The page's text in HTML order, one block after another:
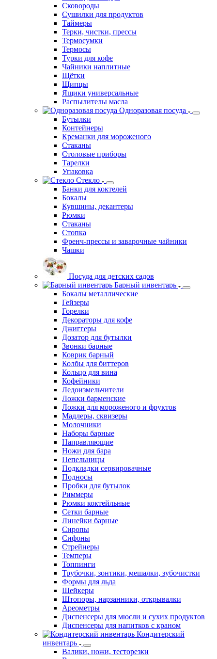
Противни, хлебные формы
Сетки для пиццы
Сковороды
Сушилки для продуктов
Таймеры
Терки, чистки, прессы
Термосумки
Термосы
Турки для кофе
Чайники наплитные
Щётки
Щипцы
Ящики универсальные
Распылителы масла
Бутылки
Контейнеры
Креманки для мороженого
Стаканы
Столовые приборы
Тарелки
Упаковка
Стекло
Банки для коктелей
Бокалы
Кувшины, декантеры
Рюмки
Стаканы
Стопка
Френч-прессы и заварочные чайники
Чашки
Посуда для детских садов
Бокалы металлические
Гейзеры
Горелки
Декораторы для кофе
Джиггеры
Дозатор для бутылки
Звонки барные
Коврик барный
Колбы для биттеров
Кольцо для вина
Кофейники
Ледоизмельчители
Ложки барменские
Ложки для мороженого и фруктов
Мадлеры, сквизеры
Молочники
Наборы барные
Направляющие
Ножи для бара
Пепельницы
Подкладки сервировачные
Подносы
Пробки для бутылок
Риммеры
Рюмки коктейльные
Сетки барные
Линейки барные
Сиропы
Сифоны
Стрейнеры
Темперы
Топпинги
Трубочки, зонтики, мешалки, зубочистки
Формы для льда
Шейкеры
Штопоры, нарзанники, открывалки
Ареометры
Диспенсеры для мюсли и сухих продуктов
Диспенсеры для напитков с краном
Кондитерский